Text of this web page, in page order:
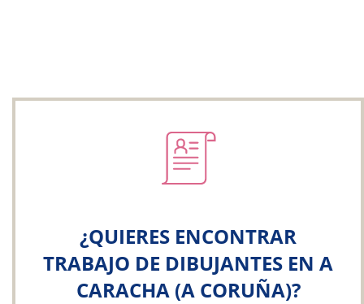
¿QUIERES ENCONTRAR
TRABAJO DE DIBUJANTES EN A
CARACHA (A CORUÑA)?